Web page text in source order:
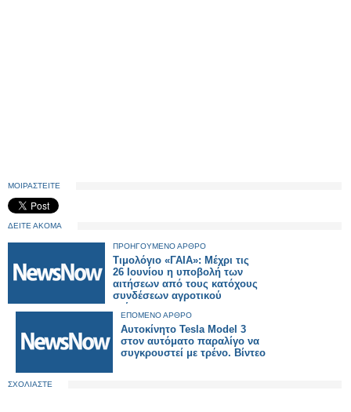
ΜΟΙΡΑΣΤΕΙΤΕ
ΔΕΙΤΕ ΑΚΟΜΑ
ΠΡΟΗΓΟΥΜΕΝΟ ΑΡΘΡΟ
Τιμολόγιο «ΓΑΙΑ»: Μέχρι τις
26 Ιουνίου η υποβολή των
αιτήσεων από τους κατόχους
συνδέσεων αγροτικού
ρεύματος
ΕΠΟΜΕΝΟ ΑΡΘΡΟ
Αυτοκίνητο Tesla Model 3
στον αυτόματο παραλίγο να
συγκρουστεί με τρένο. Βίντεο
ΣΧΟΛΙΑΣΤΕ